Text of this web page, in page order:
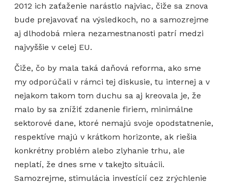
2012 ich zaťaženie narástlo najviac, čiže sa znova
bude prejavovať na výsledkoch, no a samozrejme
aj dlhodobá miera nezamestnanosti patrí medzi
najvyššie v celej EU.
Čiže, čo by mala taká daňová reforma, ako sme
my odporúčali v rámci tej diskusie, tu internej a v
nejakom takom tom duchu sa aj kreovala je, že
malo by sa znížiť zdanenie firiem, minimálne
sektorové dane, ktoré nemajú svoje opodstatnenie,
respektíve majú v krátkom horizonte, ak riešia
konkrétny problém alebo zlyhanie trhu, ale
neplatí, že dnes sme v takejto situácii.
Samozrejme, stimulácia investícií cez zrýchlenie